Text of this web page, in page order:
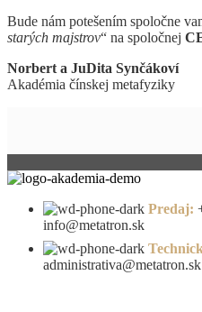
Bude nám potešením spoločne
starých majstrov“ na spoločnej
Norbert a JuDita Synčákoví
Akadémia čínskej metafyziky
Predaj:
info@metatron.sk
administrativa@metatron.sk